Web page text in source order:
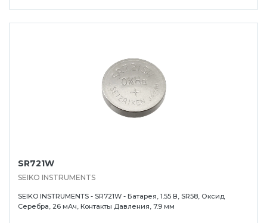
SR721W
SEIKO INSTRUMENTS
SEIKO INSTRUMENTS - SR721W - Батарея, 1.55 В, SR58, Оксид
Серебра, 26 мАч, Контакты Давления, 7.9 мм